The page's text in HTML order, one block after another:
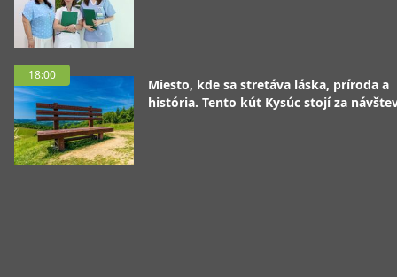
18:00
Miesto, kde sa stretáva láska, príroda a
história. Tento kút Kysúc stojí za